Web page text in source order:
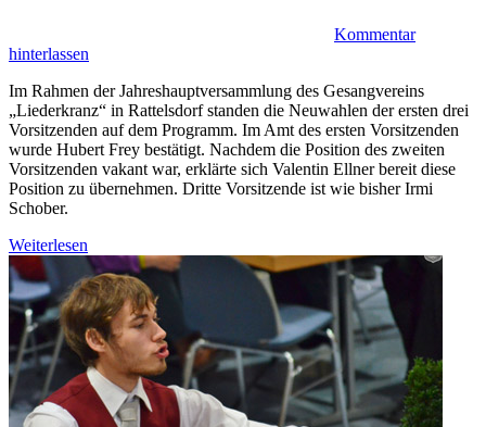
Kommentar
hinterlassen
Im Rahmen der Jahreshauptversammlung des Gesangvereins
„Liederkranz“ in Rattelsdorf standen die Neuwahlen der ersten drei
Vorsitzenden auf dem Programm. Im Amt des ersten Vorsitzenden
wurde Hubert Frey bestätigt. Nachdem die Position des zweiten
Vorsitzenden vakant war, erklärte sich Valentin Ellner bereit diese
Position zu übernehmen. Dritte Vorsitzende ist wie bisher Irmi
Schober.
Weiterlesen